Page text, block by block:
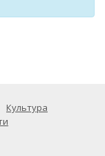
Культура